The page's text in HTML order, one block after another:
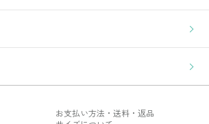
お支払い方法・送料・返品